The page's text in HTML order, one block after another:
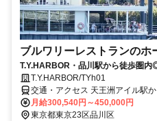
ブルワリーレストランのホ
T.Y.HARBOR・品川駅から徒歩圏
T.Y.HARBOR/TYh01
交通・アクセス 天王洲アイル駅
月給300,540円～450,000円
東京都東京23区品川区